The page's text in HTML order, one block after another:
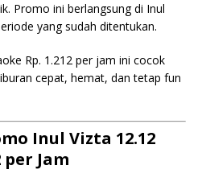
Promo ini berlangsung di Inul
yang sudah ditentukan.
Rp. 1.212 per jam ini cocok
cepat, hemat, dan tetap fun
Inul Vizta 12.12
per Jam